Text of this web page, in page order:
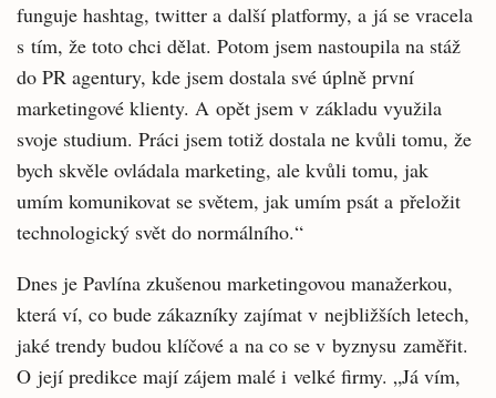
funguje hashtag, twitter a další platformy, a já se vracela
s tím, že toto chci dělat. Potom jsem nastoupila na stáž
do PR agentury, kde jsem dostala své úplně první
marketingové klienty. A opět jsem v základu využila
svoje studium. Práci jsem totiž dostala ne kvůli tomu, že
bych skvěle ovládala marketing, ale kvůli tomu, jak
umím komunikovat se světem, jak umím psát a přeložit
technologický svět do normálního.“
Dnes je Pavlína zkušenou marketingovou manažerkou,
která ví, co bude zákazníky zajímat v nejbližších letech,
jaké trendy budou klíčové a na co se v byznysu zaměřit.
O její predikce mají zájem malé i velké firmy. „Já vím,